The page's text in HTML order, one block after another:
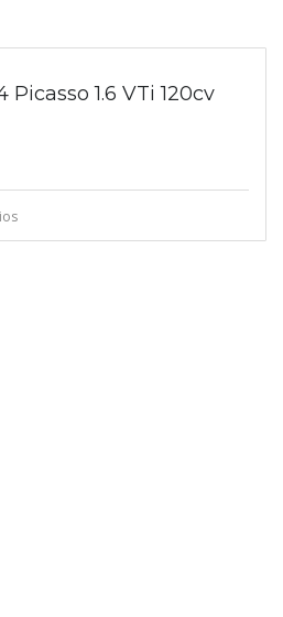
Picasso 1.6 VTi 120cv